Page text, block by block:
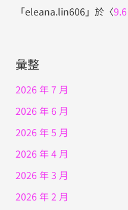
「eleana.lin606」於〈
彙整
2026 年 7 月
2026 年 6 月
2026 年 5 月
2026 年 4 月
2026 年 3 月
2026 年 2 月